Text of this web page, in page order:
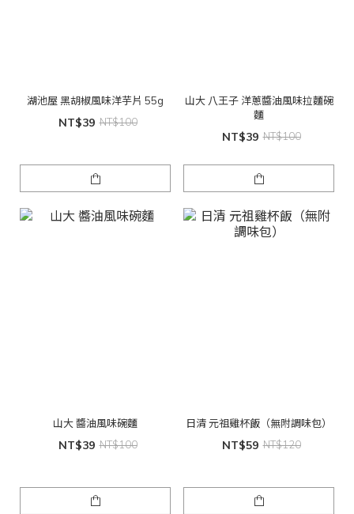
湖池屋 黑胡椒風味洋芋片 55g
NT$39 NT$100
山大 八王子 洋蔥醬油風味拉麵碗
麵
NT$39 NT$100
山大 醬油風味碗麵
NT$39 NT$100
日清 元祖雞杯飯（無附調味包）
NT$59 NT$120